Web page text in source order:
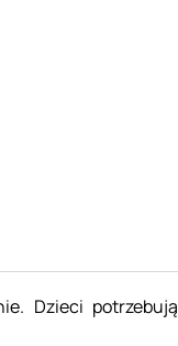
Dzieci